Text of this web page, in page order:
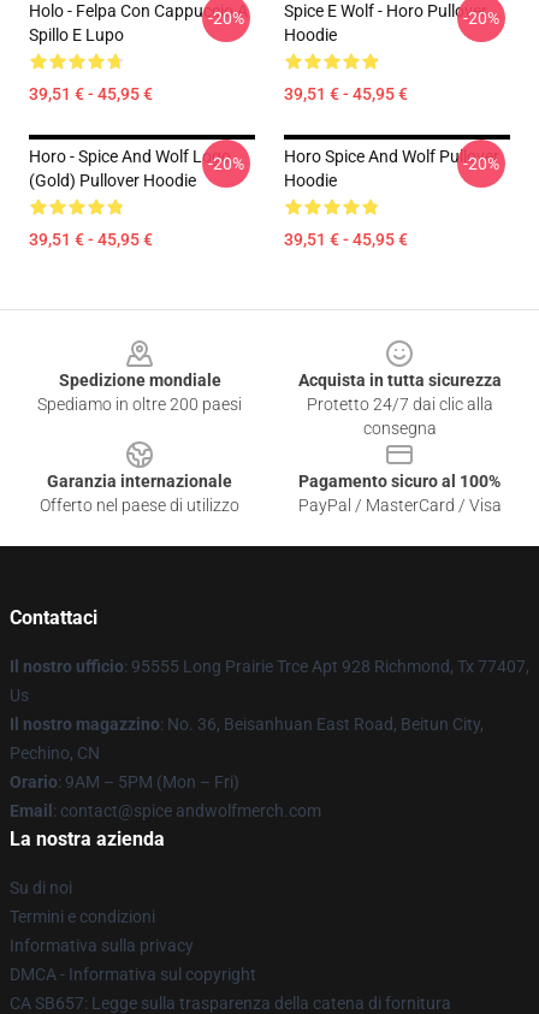
Holo - Felpa Con Cappuccio A
Spillo E Lupo
39,51 € - 45,95 €
-20%
Spice E Wolf - Horo Pullover
Hoodie
39,51 € - 45,95 €
-20%
Horo - Spice And Wolf Logo
(Gold) Pullover Hoodie
39,51 € - 45,95 €
-20%
Horo Spice And Wolf Pullover
Hoodie
39,51 € - 45,95 €
-20%
Spedizione mondiale
Spediamo in oltre 200 paesi
Acquista in tutta sicurezza
Protetto 24/7 dai clic alla
consegna
Garanzia internazionale
Offerto nel paese di utilizzo
Pagamento sicuro al 100%
PayPal / MasterCard / Visa
Contattaci
Il nostro ufficio: 95555 Long Prairie Trce Apt 928 Richmond, Tx 77407,
Us
Il nostro magazzino: No. 36, Beisanhuan East Road, Beitun City,
Pechino, CN
Orario: 9AM – 5PM (Mon – Fri)
Email : contact@spice andwolfmerch.com
La nostra azienda
Su di noi
Termini e condizioni
Informativa sulla privacy
DMCA - Informativa sul copyright
CA SB657: Legge sulla trasparenza della catena di fornitura